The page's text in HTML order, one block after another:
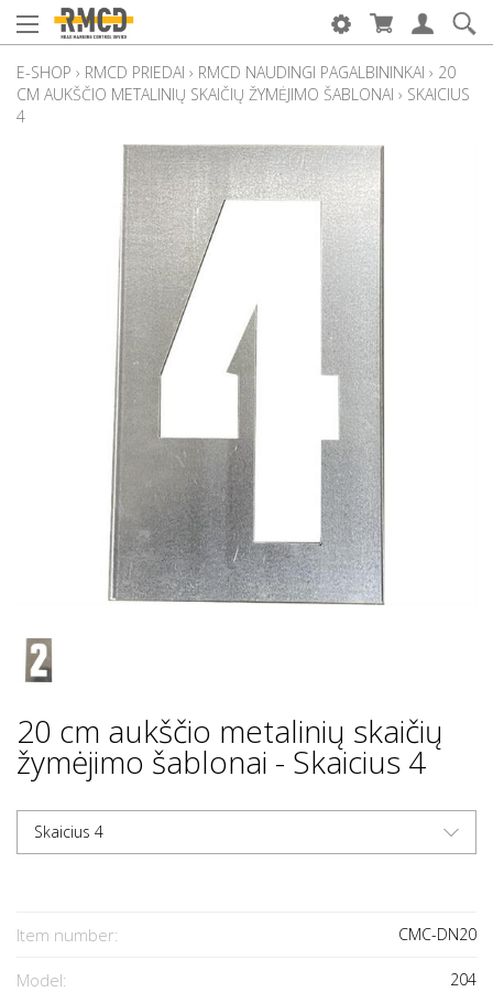
E-SHOP › RMCD PRIEDAI › RMCD NAUDINGI PAGALBININKAI › 20
CM AUKŠČIO METALINIŲ SKAIČIŲ ŽYMĖJIMO ŠABLONAI › SKAICIUS
4
20 cm aukščio metalinių skaičių
žymėjimo šablonai - Skaicius 4
Skaicius 4
Item number: CMC-DN20
Model: 204